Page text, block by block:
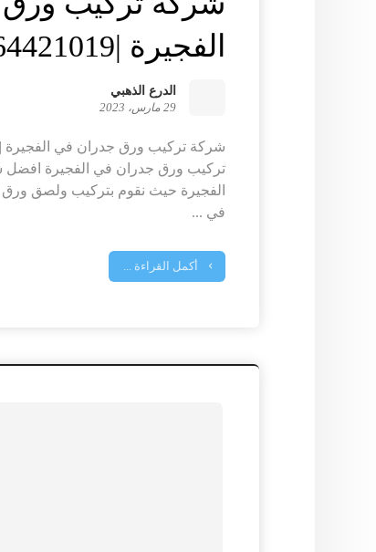
الفجيرة |0564421019|الدرع الذهبي
الدرع الذهبي
29 مارس، 2023
تركيب ورق جدران في الفجيرة
الفجيرة حيث نقوم بتركيب ولصق ورق
في ...
أكمل القراءة ...